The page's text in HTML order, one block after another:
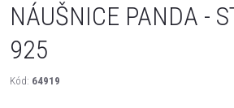
NÁUŠNICE PANDA -
925
Kód: 64919